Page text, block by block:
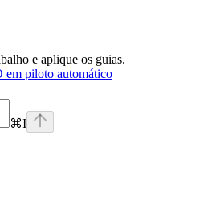
e aplique os guias.
em piloto automático
⌘I